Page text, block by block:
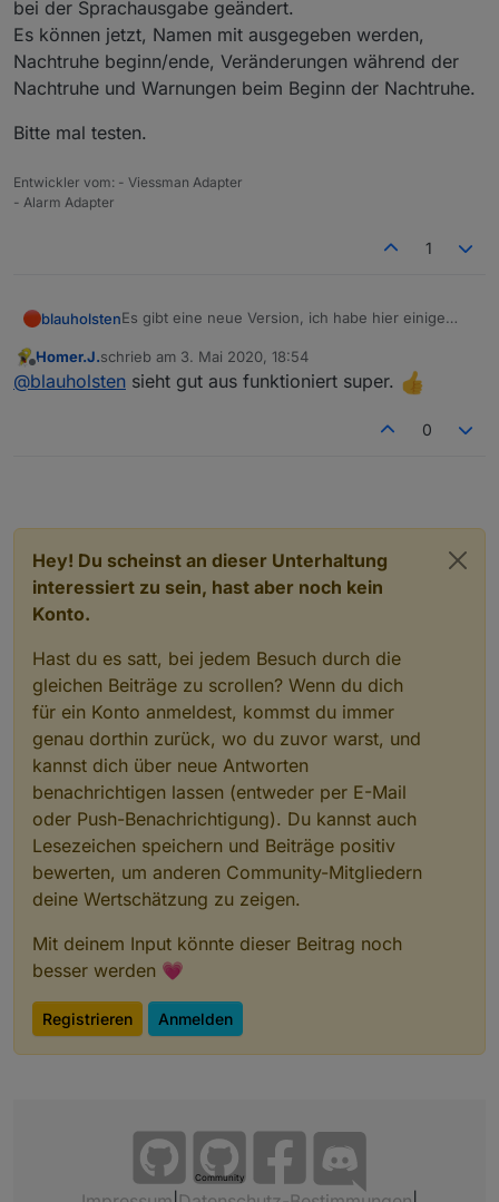
bei der Sprachausgabe geändert.
Es können jetzt, Namen mit ausgegeben werden,
Nachtruhe beginn/ende, Veränderungen während der
Nachtruhe und Warnungen beim Beginn der Nachtruhe.
Bitte mal testen.
Entwickler vom: - Viessman Adapter
- Alarm Adapter
1
blauholstenEs gibt eine neue Version, ich habe hier einige
Es können jetzt, Namen mit ausgegeben werden,
Nachtruhe beginn/ende, Veränderungen während
Bitte mal testen.
Offline
Homer.J.schrieb am 3. Mai 2020, 18:54
zuletzt editiert von
@blauholsten sieht gut aus funktioniert super.
0
Hey! Du scheinst an dieser Unterhaltung
interessiert zu sein, hast aber noch kein
Konto.
Hast du es satt, bei jedem Besuch durch die
gleichen Beiträge zu scrollen? Wenn du dich
für ein Konto anmeldest, kommst du immer
genau dorthin zurück, wo du zuvor warst, und
kannst dich über neue Antworten
benachrichtigen lassen (entweder per E-Mail
oder Push-Benachrichtigung). Du kannst auch
Lesezeichen speichern und Beiträge positiv
bewerten, um anderen Community-Mitgliedern
deine Wertschätzung zu zeigen.
Mit deinem Input könnte dieser Beitrag noch
besser werden 💗
Registrieren Anmelden
Community